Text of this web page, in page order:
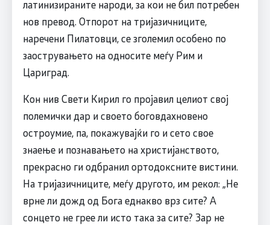
латинизираните народи, за кои не бил потребен
нов превод. Отпорот на тријазичниците,
наречени Пилатовци, се зголемил особено по
заострувањето на односите меѓу Рим и
Цариград.
Кон нив Свети Кирил го пројавил целиот свој
полемички дар и своето боговдахновено
остроумие, па, покажувајќи го и сето свое
знаење и познавањето на христијанството,
прекрасно ги одбранил ортодоксните вистини.
На тријазичниците, меѓу другото, им рекол: „Не
врне ли дожд од Бога еднакво врз сите? А
сонцето не грее ли исто така за сите? Зар не